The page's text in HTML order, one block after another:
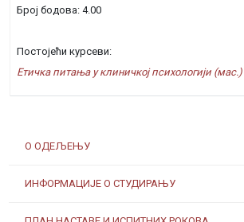
О ОДЕЉЕЊУ
ИНФОРМАЦИЈЕ О СТУДИРАЊУ
Број бодова: 4.00
Постојећи курсеви:
Етичка питања у клиничкој психологији